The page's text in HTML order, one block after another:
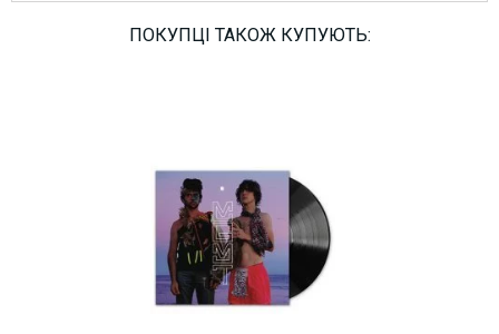
ПОКУПЦІ ТАКОЖ КУПУЮТЬ: